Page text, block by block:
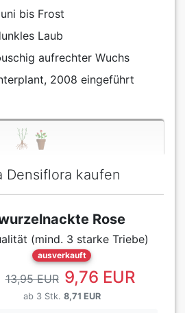
bis Frost
Laub
aufrechter Wuchs
2008 eingeführt
Densiflora kaufen
Rose
(mind. 3 starke Triebe)
ausverkauft
13,95 EUR 9,76 EUR
ab 3 Stk. 8,71 EUR